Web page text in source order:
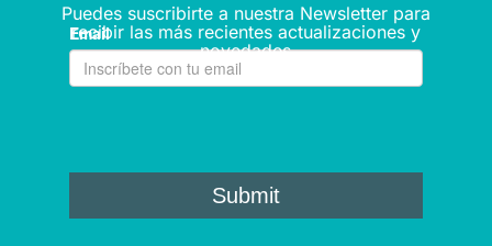
Puedes suscribirte a nuestra Newsletter para
recibir las más recientes actualizaciones y
novedades